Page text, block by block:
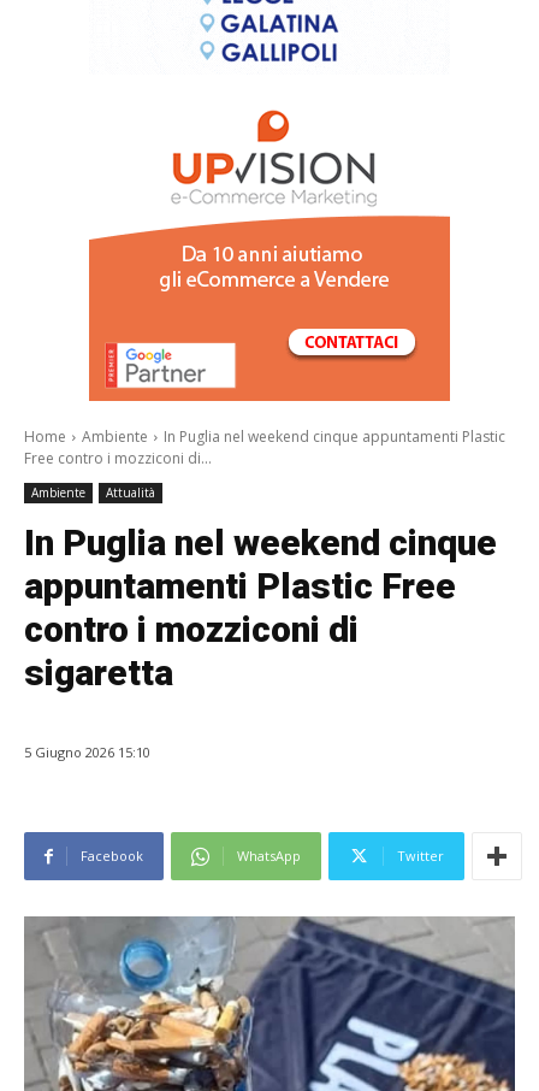
Home
Ambiente
In Puglia nel weekend cinque appuntamenti Plastic
Free contro i mozziconi di...
Ambiente Attualità
In Puglia nel weekend cinque
appuntamenti Plastic Free
contro i mozziconi di
sigaretta
5 Giugno 2026 15:10
Facebook WhatsApp Twitter